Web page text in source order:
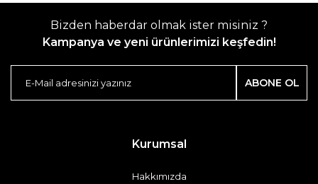
Bizden haberdar olmak ister misiniz ?
Kampanya ve yeni ürünlerimizi keşfedin!
ABONE OL
Kurumsal
Hakkımızda